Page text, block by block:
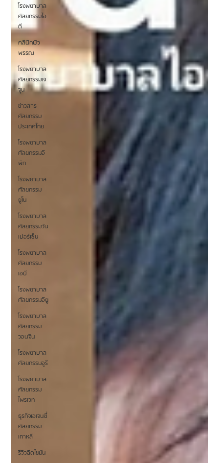
โรงพยาบาล
ศัลยกรรมไอ
ดี
คลินิกผิว
พรรณ
โรงพยาบาล
ศัลยกรรมเจ
จุน
ข่าวสาร
ศัลยกรรม
ประเทศไทย
โรงพยาบาล
ศัลยกรรมอี
พิก
โรงพยาบาล
ศัลยกรรม
ยูโน
โรงพยาบาล
ศัลยกรรมวัน
เปอร์เซ็น
โรงพยาบาล
ศัลยกรรม
เอบี
โรงพยาบาล
ศัลยกรรมอียู
โรงพยาบาล
ศัลยกรรม
วอนจิน
โรงพยาบาล
ศัลยกรรมอูรี
โรงพยาบาล
ศัลยกรรม
ไพรเวท
ธุรกิจเอเจนซี่
ศัลยกรรม
เกาหลี
รีวิวฉีดไขมัน